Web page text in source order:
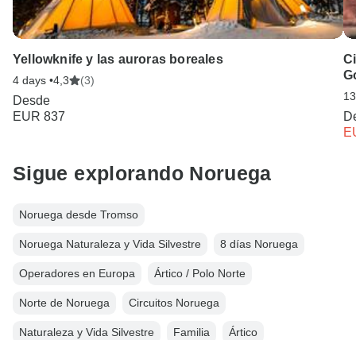
Yellowknife y las auroras boreales
4 days •4,3 (3)
Desde
EUR 837
Sigue explorando Noruega
Noruega desde Tromso
Noruega Naturaleza y Vida Silvestre 8 días Noruega
Operadores en Europa Ártico / Polo Norte
Norte de Noruega Circuitos Noruega
Naturaleza y Vida Silvestre Familia Ártico